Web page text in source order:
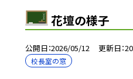
花壇の様子
公開日 2026/05/12 更新日
校長室の窓